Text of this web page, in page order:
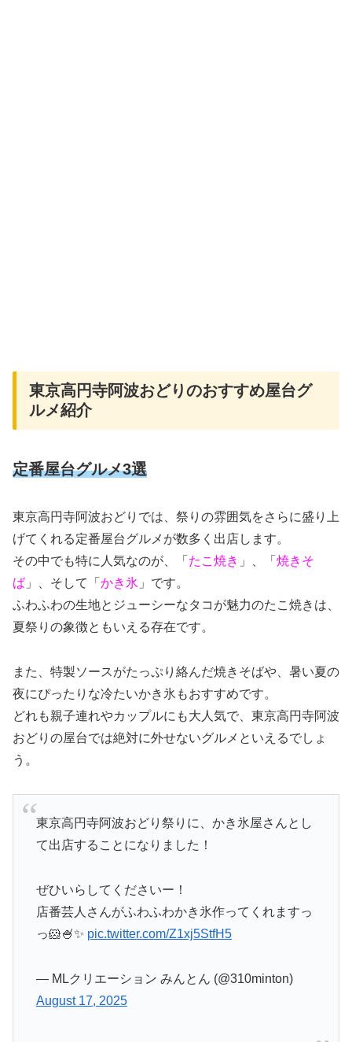
東京高円寺阿波おどりのおすすめ屋台グ
ルメ紹介
定番屋台グルメ3選
東京高円寺阿波おどりでは、祭りの雰囲気をさらに盛り上
げてくれる定番屋台グルメが数多く出店します。
その中でも特に人気なのが、「 たこ焼き 」、「 焼きそ
ば 」、そして「 かき氷 」です。
ふわふわの生地とジューシーなタコが魅力のたこ焼きは、
夏祭りの象徴ともいえる存在です。
また、特製ソースがたっぷり絡んだ焼きそばや、暑い夏の
夜にぴったりな冷たいかき氷もおすすめです。
どれも親子連れやカップルにも大人気で、東京高円寺阿波
おどりの屋台では絶対に外せないグルメといえるでしょ
う。
東京高円寺阿波おどり祭りに、かき氷屋さんとし
て出店することになりました！
ぜひいらしてくださいー！
店番芸人さんがふわふわかき氷作ってくれますっ
っ🐹🍧✨ pic.twitter.com/Z1xj5StfH5
— MLクリエーション みんとん (@310minton)
August 17, 2025